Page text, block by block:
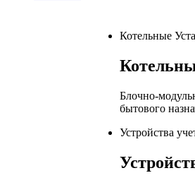
Котельные
Блочно-
бытового
Устройства